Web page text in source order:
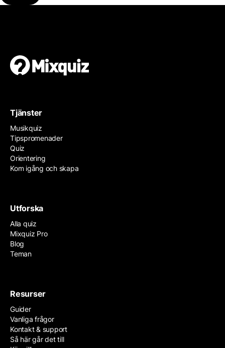
Tjänster
Musikquiz
Tipspromenader
Quiz
Orientering
Kom igång och skapa
Utforska
Alla quiz
Mixquiz Pro
Blog
Teman
Resurser
Guider
Vanliga frågor
Kontakt & support
Så här går det till